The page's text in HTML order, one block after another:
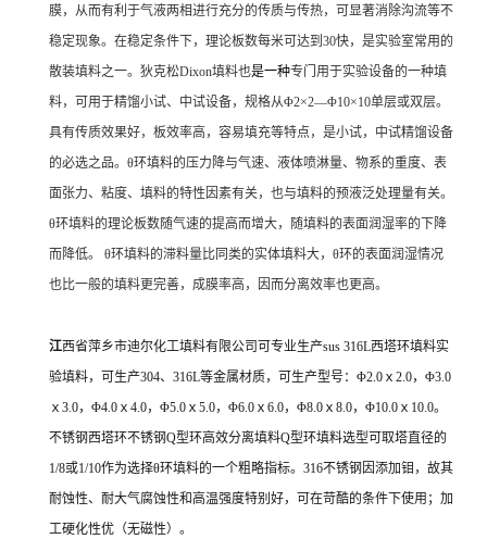
膜，从而有利于气液两相进行充分的传质与传热，可显著消除沟流等不
稳定现象。在稳定条件下，理论板数每米可达到30快，是实验室常用的
散装填料之一。狄克松Dixon填料也是一种专门用于实验设备的一种填
料，可用于精馏小试、中试设备，规格从Φ2×2—Φ10×10单层或双层。
具有传质效果好，板效率高，容易填充等特点，是小试，中试精馏设备
的必选之品。θ环填料的压力降与气速、液体喷淋量、物系的重度、表
面张力、粘度、填料的特性因素有关，也与填料的预液泛处理量有关。
θ环填料的理论板数随气速的提高而增大，随填料的表面润湿率的下降
而降低。 θ环填料的滞料量比同类的实体填料大，θ环的表面润湿情况
也比一般的填料更完善，成膜率高，因而分离效率也更高。
江西省萍乡市迪尔化工填料有限公司可专业生产sus 316L西塔环填料实
验填料，可生产304、316L等金属材质，可生产型号：Φ2.0ｘ2.0，Φ3.0
ｘ3.0，Φ4.0ｘ4.0，Φ5.0ｘ5.0，Φ6.0ｘ6.0，Φ8.0ｘ8.0，Φ10.0ｘ10.0。
不锈钢西塔环不锈钢Q型环高效分离填料Q型环填料选型可取塔直径的
1/8或1/10作为选择θ环填料的一个粗略指标。316不锈钢因添加钼，故其
耐蚀性、耐大气腐蚀性和高温强度特别好，可在苛酷的条件下使用；加
工硬化性优（无磁性）。